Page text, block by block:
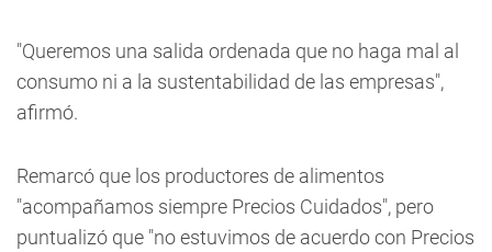
"Queremos una salida ordenada que no haga mal al
consumo ni a la sustentabilidad de las empresas",
afirmó.
Remarcó que los productores de alimentos
"acompañamos siempre Precios Cuidados", pero
puntualizó que "no estuvimos de acuerdo con Precios